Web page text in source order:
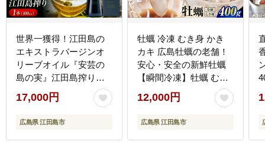
世界一獲得！江田島の
エキストラバージンオ
リーブオイル『安芸の
島の実』江田島搾り
100mL【2025年11月下
旬以降順次発送】 調味
料 油 江田島市/リベラグ
[XAJ002] オリーブオイ
17,000円
広島県 江田島市
牡蠣 冷凍 むき身 かき
カキ 広島牡蠣の老舗！
安心・安全の新鮮牡蠣
【瞬間冷凍】牡蠣 むき
身 400g 魚介類 和食 海
鮮 海産物 広島県産 江田
島市/株式会社かなわ
12,000円
広島県 江田島市